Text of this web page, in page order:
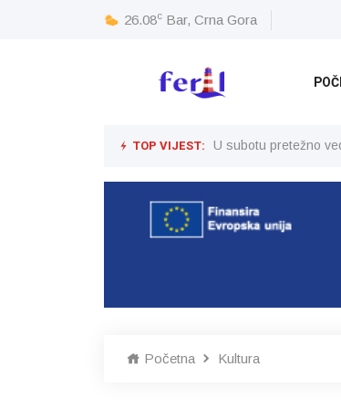
26.08c Bar, Crna Gora
TOP VIJEST: U subotu pretežno
Početna Kultura